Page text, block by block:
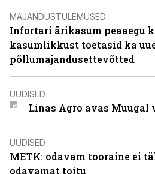
MAJANDUSTULEMUSED
Infortari ärikasum peaaegu
kasumlikkust toetasid ka
põllumajandusettevõtted
UUDISED
Linas Agro avas
UUDISED
METK: odavam tooraine ei
odavamat toitu